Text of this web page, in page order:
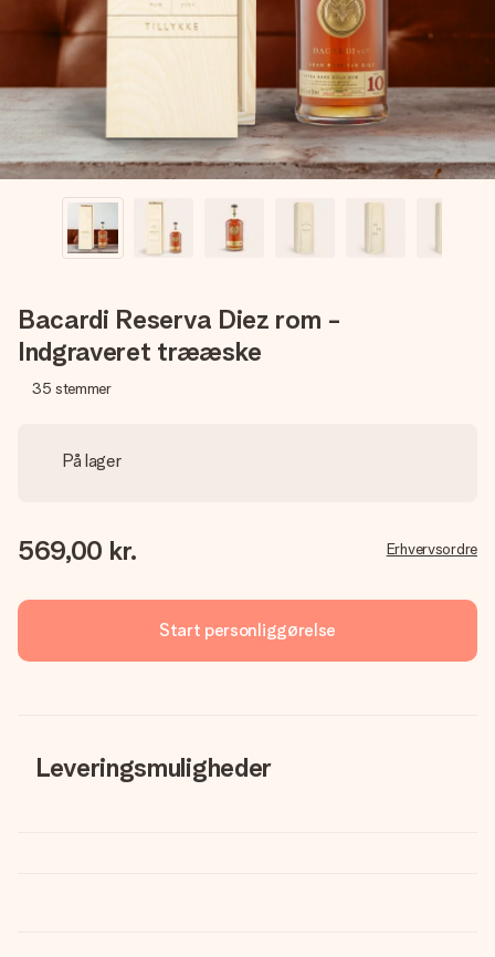
billede af dig eller en besked, der går lige i hendes hjerte.
Intet besvær men udelukkende en masse kærlighed i
øjeblikket.
Bacardi Reserva Diez rom -
Indgraveret trææske
35 stemmer
På lager
569,00 kr. Erhvervsordre
Start personliggørelse
Leveringsmuligheder